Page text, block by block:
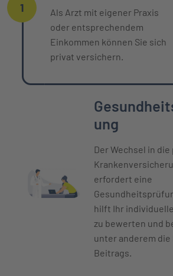
1
Als Arzt mit eigener Praxis
oder entsprechendem
Einkommen können Sie sich
privat versichern.
ung
Der Wechsel in
erfordert eine
hilft Ihr
zu bewerten und
unter anderem die
Beitrags.